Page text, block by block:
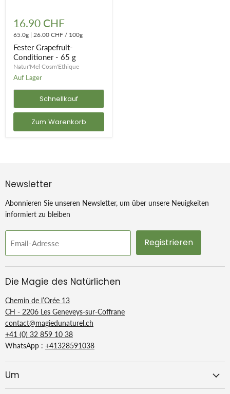
Grapefruit-
Conditioner
65
g
16.90 CHF
65.0g | 26.00 CHF / 100g
Fester Grapefruit-
Conditioner - 65 g
Natur'Mel Cosm'Ethique
Auf Lager
Schnellkauf
Zum Warenkorb
Newsletter
Abonnieren Sie unseren Newsletter, um über unsere Neuigkeiten
informiert zu bleiben
Email-Adresse Registrieren
Die Magie des Natürlichen
Chemin de l’Orée 13
CH - 2206 Les Geneveys-sur-Coffrane
contact@magiedunaturel.ch
+41 (0) 32 859 10 38
WhatsApp : +41328591038
Um